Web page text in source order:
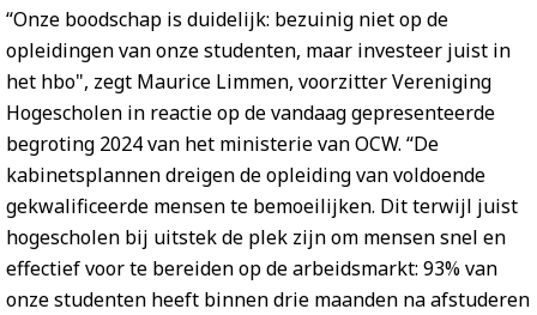
“Onze boodschap is duidelijk: bezuinig niet op de
opleidingen van onze studenten, maar investeer juist in
het hbo", zegt Maurice Limmen, voorzitter Vereniging
Hogescholen in reactie op de vandaag gepresenteerde
begroting 2024 van het ministerie van OCW. “De
kabinetsplannen dreigen de opleiding van voldoende
gekwalificeerde mensen te bemoeilijken. Dit terwijl juist
hogescholen bij uitstek de plek zijn om mensen snel en
effectief voor te bereiden op de arbeidsmarkt: 93% van
onze studenten heeft binnen drie maanden na afstuderen